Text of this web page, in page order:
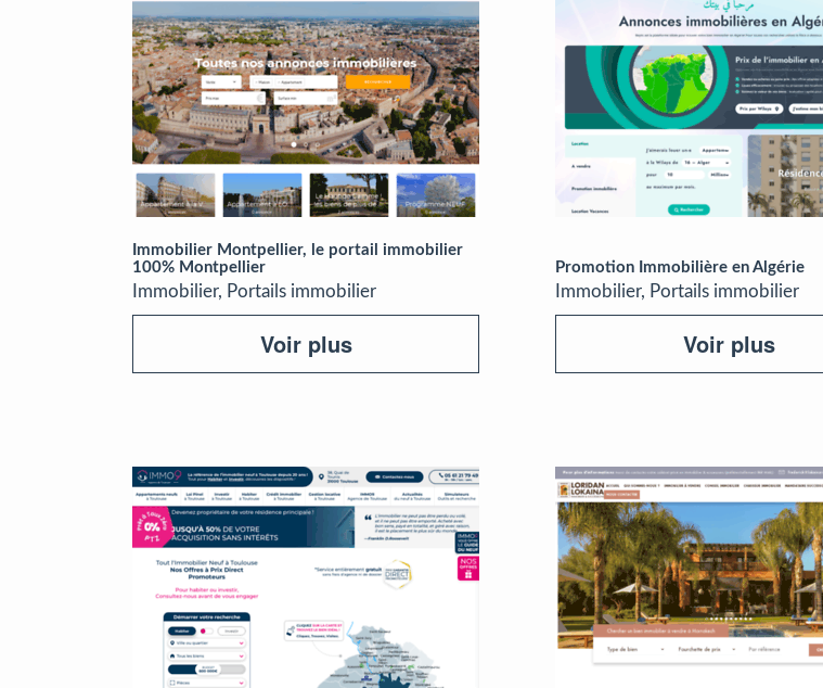
Immobilier Montpellier, le portail immobilier
100% Montpellier
Immobilier, Portails immobilier
Voir plus
Promotion Immobilière en Algérie
Immobilier, Portails immobilier
Voir plus